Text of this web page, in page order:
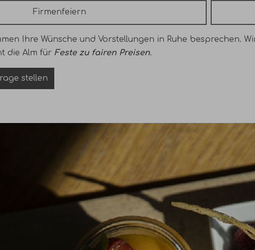
Firmenfeiern
Ihre Wünsche und Vorstellungen in Ruhe besprechen.
die Alm für Feste zu fairen Preisen.
stellen